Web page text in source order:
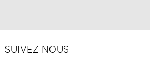
SUIVEZ-NOUS